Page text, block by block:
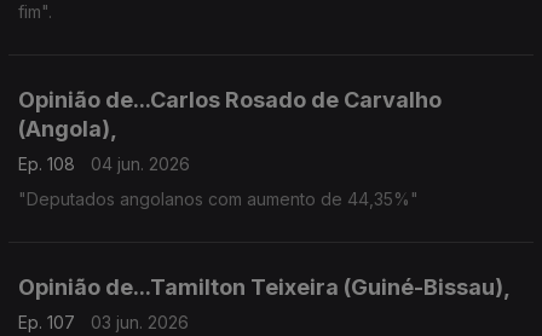
fim".
Opinião de...Carlos Rosado de Carvalho
(Angola),
Ep. 108
04 jun. 2026
"Deputados angolanos com aumento de 44,35%"
Opinião de...Tamilton Teixeira (Guiné-Bissau),
Ep. 107
03 jun. 2026